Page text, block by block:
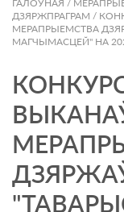
ГАЛОЎНАЯ /
ДЗЯРЖПРАГРАМ /
МЕРАПРЫЕМСТВА
МАГЧЫМАСЦЕЙ" НА